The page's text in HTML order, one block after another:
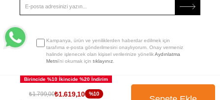
₺1.799,00₺1.619,10 %10
Kampanya, ürün ve yeniliklerden haberdar edilmek için
tarafıma e-posta gönderilmesini onaylıyorum. Onay vermeniz
halinde işlenecek olan kişisel verilerinize yönelikAydınlatma
Metni’ni okumak için tıklayınız